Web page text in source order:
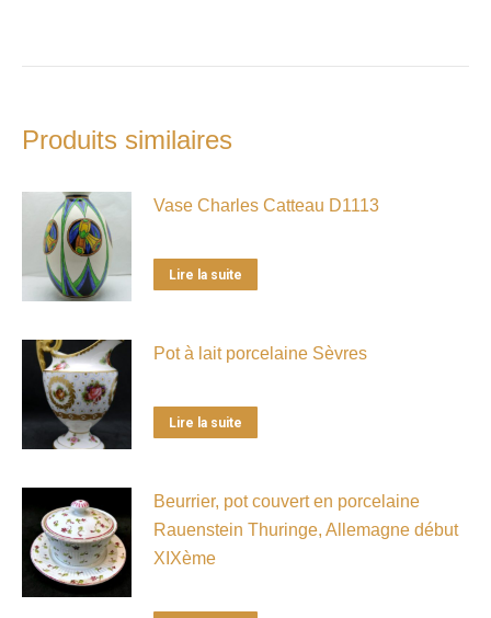
Produits similaires
Vase Charles Catteau D1113
Lire la suite
Pot à lait porcelaine Sèvres
Lire la suite
Beurrier, pot couvert en porcelaine
Rauenstein Thuringe, Allemagne début
XIXème